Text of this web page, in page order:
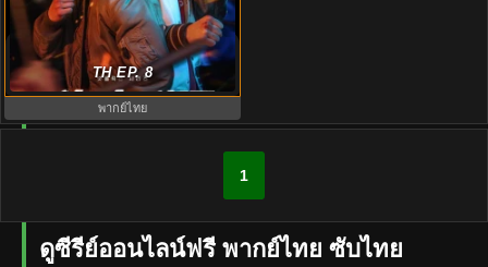
ดูซีรี่ย์เกาหลี บลัดฮาวด์ (2023)
Bloodhounds พากย์ไทย EP1-8
TH EP. 8
พากย์ไทย
1
ดูซีรีย์ออนไลน์ฟรี พากย์ไทย ซับไทย